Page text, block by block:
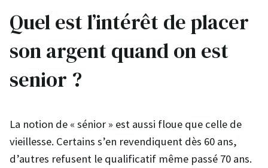
Quel est l’intérêt de placer
son argent quand on est
senior ?
La notion de « sénior » est aussi floue que celle de
vieillesse. Certains s’en revendiquent dès 60 ans,
d’autres refusent le qualificatif même passé 70 ans.